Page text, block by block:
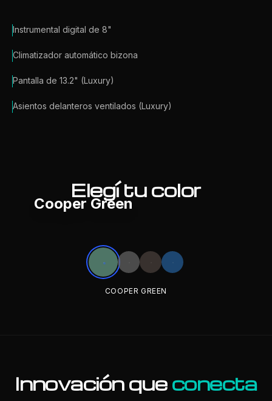
Instrumental digital de 8"
Climatizador automático bizona
Pantalla de 13.2" (Luxury)
Asientos delanteros ventilados (Luxury)
Elegí tu color
Cooper Green
COOPER GREEN
Innovación que conecta